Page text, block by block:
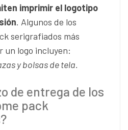
imprimir el logotipo
. Algunos de los
serigrafiados más
un logo incluyen:
y bolsas de tela.
de entrega de los
pack